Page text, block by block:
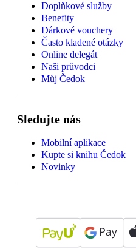
Doplňkové služby
Benefity
Dárkové vouchery
Často kladené otázky
Online delegát
Naši průvodci
Můj Čedok
Sledujte nás
Mobilní aplikace
Kupte si knihu Čedok
Novinky